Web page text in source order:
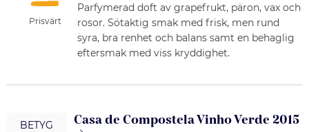
Prisvärt
Parfymerad doft av grapefrukt, päron, vax och
rosor. Sötaktig smak med frisk, men rund
syra, bra renhet och balans samt en behaglig
eftersmak med viss kryddighet.
BETYG Casa de Compostela Vinho Verde 2015